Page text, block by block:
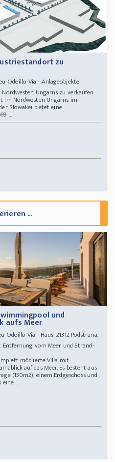
zu
Odeillo-Via - Anlageobjekte
Ungarns zu verkaufen.
im Nordwesten Ungarns im
Slowakei bietet eine
...
...
und
aufs Meer
Odeillo-Via - Haus 21312 Podstrana,
Entfernung vom Meer und Strand-
möblierte Villa mit
auf das Meer. Es besteht aus
(130m2), einem Erdgeschoss und
...